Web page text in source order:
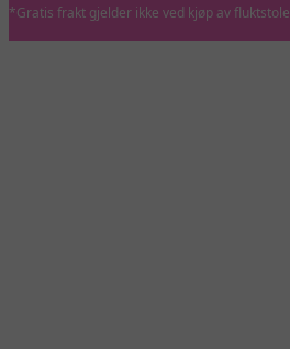
*Gratis frakt gjelder ikke ved kjøp av